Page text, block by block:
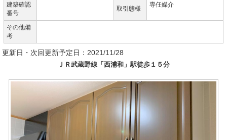
建築確認
番号
取引態様
専任媒介
その他備
考
更新日・次回更新予定日：2021/11/28
ＪＲ武蔵野線「西浦和」駅徒歩１５分